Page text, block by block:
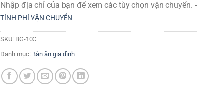
Nhập địa chỉ của bạn để xem các tùy chọn vận chuyển. -
TÍNH PHÍ VẬN CHUYỂN
SKU: BG-10C
Danh mục: Bàn ăn gia đình